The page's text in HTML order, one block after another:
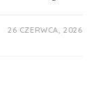
26 CZERWCA, 2026